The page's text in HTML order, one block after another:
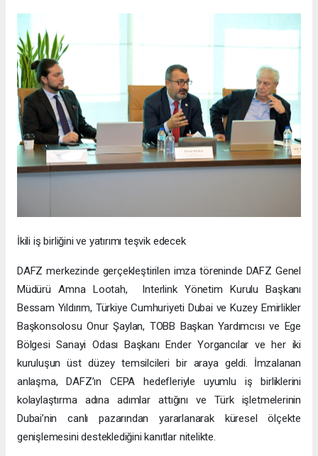
İkili iş birliğini ve yatırımı teşvik edecek
DAFZ merkezinde gerçekleştirilen imza töreninde DAFZ Genel
Müdürü Amna Lootah, Interlink Yönetim Kurulu Başkanı
Bessam Yıldırım, Türkiye Cumhuriyeti Dubai ve Kuzey Emirlikler
Başkonsolosu Onur Şaylan, TOBB Başkan Yardımcısı ve Ege
Bölgesi Sanayi Odası Başkanı Ender Yorgancılar ve her iki
kuruluşun üst düzey temsilcileri bir araya geldi. İmzalanan
anlaşma, DAFZ’ın CEPA hedefleriyle uyumlu iş birliklerini
kolaylaştırma adına adımlar attığını ve Türk işletmelerinin
Dubai’nin canlı pazarından yararlanarak küresel ölçekte
genişlemesini desteklediğini kanıtlar nitelikte.